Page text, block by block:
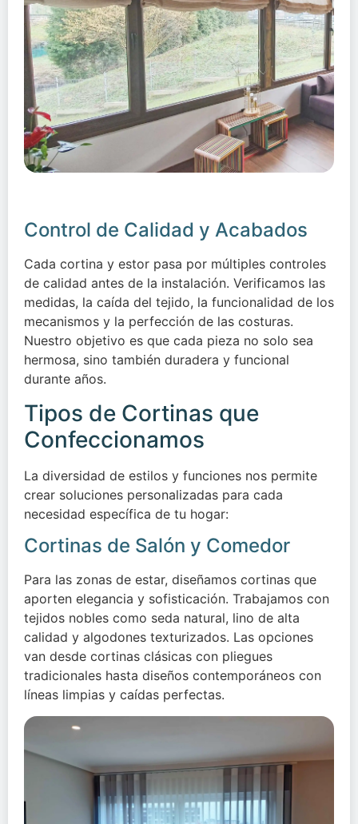
Control de Calidad y Acabados
Cada cortina y estor pasa por múltiples controles
de calidad antes de la instalación. Verificamos las
medidas, la caída del tejido, la funcionalidad de los
mecanismos y la perfección de las costuras.
Nuestro objetivo es que cada pieza no solo sea
hermosa, sino también duradera y funcional
durante años.
Tipos de Cortinas que
Confeccionamos
La diversidad de estilos y funciones nos permite
crear soluciones personalizadas para cada
necesidad específica de tu hogar:
Cortinas de Salón y Comedor
Para las zonas de estar, diseñamos cortinas que
aporten elegancia y sofisticación. Trabajamos con
tejidos nobles como seda natural, lino de alta
calidad y algodones texturizados. Las opciones
van desde cortinas clásicas con pliegues
tradicionales hasta diseños contemporáneos con
líneas limpias y caídas perfectas.